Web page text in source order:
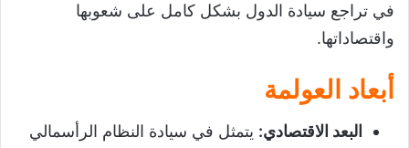
في تراجع سيادة الدول بشكل كامل على شعوبها
واقتصاداتها.
أبعاد العولمة
البعد الاقتصادي: يتمثل في سيادة النظام الرأسمالي